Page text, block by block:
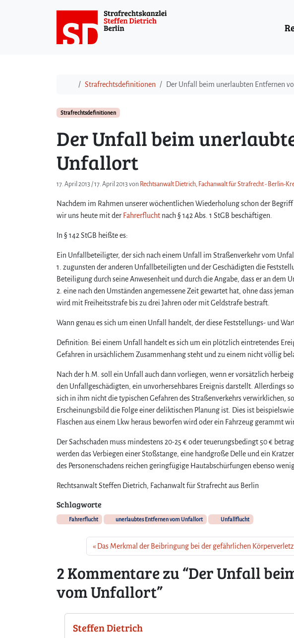
StartStrafrechtsdefinitionen Der Unfall beim unerlaubten Entfernen
Strafrechtsdefinitionen
Der Unfall beim
Unfallort
17. April 2013 /17. April 2013 von Rechtsanwalt Dietrich, Fachanwalt für Strafrecht - Berlin-
Nachdem im Rahmen unserer wöchentlichen Wiederholung schon der Begriff
wir uns heute mit der Fahrerflucht nach § 142 Abs. 1 StGB beschäftigen.
In § 142 StGB heißte es:
Ein Unfallbeteiligter, der sich nach einem Unfall im Straßenverkehr vom
1. zugunsten der anderen Unfallbeteiligten und der Geschädigten die
Beteiligung durch seine Anwesenheit und durch die Angabe, dass er an
2. eine nach den Umständen angemessene Zeit gewartet hat, ohne dass
wird mit Freiheitsstrafe bis zu drei Jahren oder mit Geldstrafe bestraft.
Wann genau es sich um einen Unfall handelt, der diese Feststellungs- und
Definition: Bei einem Unfall handelt es sich um ein plötzlich eintretendes
Gefahren in ursächlichem Zusammenhang steht und zu einem nicht völlig
Nach der h.M. soll ein Unfall auch dann vorliegen, wenn er vorsätzlich
den Unfallgeschädigten, ein unvorhersehbares Ereignis darstellt. Allerdings
sich in ihm nicht die typischen Gefahren des Straßenverkehrs verwirklichen,
Erscheinungsbild die Folge einer deliktischen Planung ist. Dies ist
Flaschen aus einem Lkw heraus beworfen wird oder ein Fahrzeug gerammt
Der Sachschaden muss mindestens 20-25 € oder teuerungsbedingt 50 €
werden das Verbiegen einer Stoßstange, eine handgroße Delle und ein
des Personenschadens reichen geringfügige Hautabschürfungen ebenso
Rechtsanwalt Steffen Dietrich, Fachanwalt für Strafrecht aus Berlin
Schlagworte
Fahrerflucht unerlaubtes Entfernen vom Unfallort Unfallflucht
Das Merkmal der Beibringung bei der gefährlichen
2 Kommentare zu “Der Unfall
vom Unfallort”
Steffen Dietrich